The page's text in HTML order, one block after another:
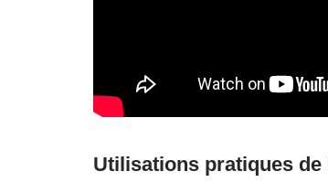
Utilisations pratiques de